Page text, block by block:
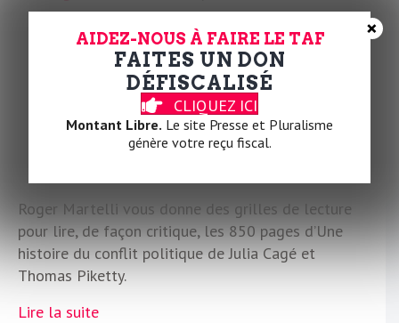
Roger Martelli vous donne des grilles de lecture
pour lire, de façon critique, les 850 pages d’Une
histoire du conflit politique de Julia Cagé et
Thomas Piketty.
Lire la suite
AIDEZ-NOUS À FAIRE LE TAF
FAITES UN DON
DÉFISCALISÉ
CLIQUEZ ICI
Montant Libre. Le site Presse et Pluralisme
génère votre reçu fiscal.
×